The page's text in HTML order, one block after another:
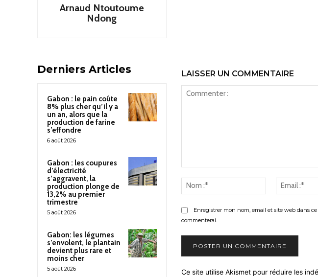
Arnaud Ntoutoume
Ndong
Derniers Articles
Gabon : le pain coûte
8% plus cher qu’il y a
un an, alors que la
production de farine
s’effondre
6 août 2026
Gabon : les coupures
d’électricité
s’aggravent, la
production plonge de
13,2% au premier
trimestre
5 août 2026
Gabon: les légumes
s’envolent, le plantain
devient plus rare et
moins cher
5 août 2026
LAISSER UN COMMENTAIRE
:*
Enregistrer mon nom, email et site web dans
commenterai.
Ce site utilise Akismet pour réduire les